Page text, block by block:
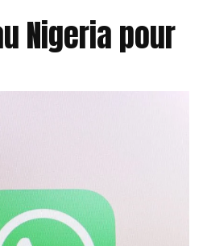
Nigeria pour